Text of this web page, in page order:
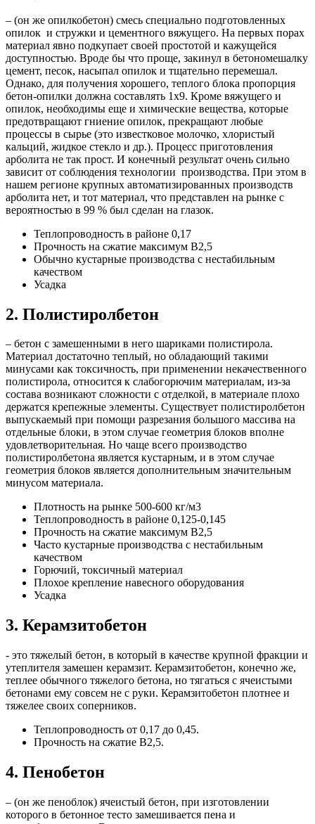
– (он же опилкобетон) смесь специально подготовленных
опилок и стружки и цементного вяжущего. На первых порах
материал явно подкупает своей простотой и кажущейся
доступностью. Вроде бы что проще, закинул в бетономешалку
цемент, песок, насыпал опилок и тщательно перемешал.
Однако, для получения хорошего, теплого блока пропорция
бетон-опилки должна составлять 1х9. Кроме вяжущего и
опилок, необходимы еще и химические вещества, которые
предотвращают гниение опилок, прекращают любые
процессы в сырье (это известковое молочко, хлористый
кальций, жидкое стекло и др.). Процесс приготовления
арболита не так прост. И конечный результат очень сильно
зависит от соблюдения технологии производства. При этом в
нашем регионе крупных автоматизированных производств
арболита нет, и тот материал, что представлен на рынке с
вероятностью в 99 % был сделан на глазок.
Теплопроводность в районе 0,17
Прочность на сжатие максимум B2,5
Обычно кустарные производства с нестабильным
качеством
Усадка
2. Полистиролбетон
– бетон с замешенными в него шариками полистирола.
Материал достаточно теплый, но обладающий такими
минусами как токсичность, при применении некачественного
полистирола, относится к слабогорючим материалам, из-за
состава возникают сложности с отделкой, в материале плохо
держатся крепежные элементы. Существует полистиролбетон
выпускаемый при помощи разрезания большого массива на
отдельные блоки, в этом случае геометрия блоков вполне
удовлетворительная. Но чаще всего производство
полистиролбетона является кустарным, и в этом случае
геометрия блоков является дополнительным значительным
минусом материала.
Плотность на рынке 500-600 кг/м3
Теплопроводность в районе 0,125-0,145
Прочность на сжатие максимум B2,5
Часто кустарные производства с нестабильным
качеством
Горючий, токсичный материал
Плохое крепление навесного оборудования
Усадка
3. Керамзитобетон
- это тяжелый бетон, в который в качестве крупной фракции и
утеплителя замешен керамзит. Керамзитобетон, конечно же,
теплее обычного тяжелого бетона, но тягаться с ячеистыми
бетонами ему совсем не с руки. Керамзитобетон плотнее и
тяжелее своих соперников.
Теплопроводность от 0,17 до 0,45.
Прочность на сжатие B2,5.
4. Пенобетон
– (он же пеноблок) ячеистый бетон, при изготовлении
которого в бетонное тесто замешивается пена и